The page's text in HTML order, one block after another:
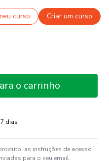
curso Criar um curso
o carrinho
dias
as instruções de acesso
para o seu email.